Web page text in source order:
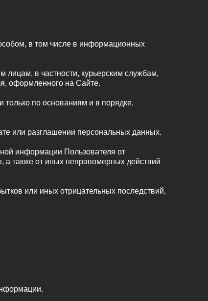
в том числе в информационных
лицам, в частности, курьерским службам,
оформленного на Сайте.
по основаниям и в порядке,
или разглашении персональных данных.
информации Пользователя от
а также от иных неправомерных действий
или иных отрицательных последствий,